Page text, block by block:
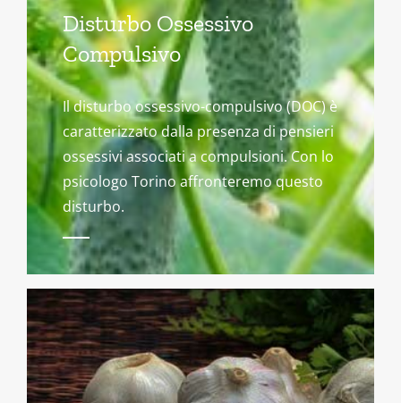
Disturbo Ossessivo
Compulsivo
Il disturbo ossessivo-compulsivo (DOC) è
caratterizzato dalla presenza di pensieri
ossessivi associati a compulsioni. Con lo
psicologo Torino affronteremo questo
disturbo.